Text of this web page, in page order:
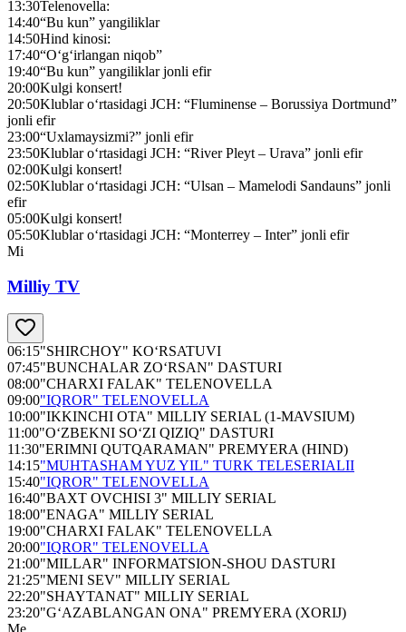
13:30Telenovella:
14:40“Bu kun” yangiliklar
14:50Hind kinosi:
17:40“O‘g‘irlangan niqob”
19:40“Bu kun” yangiliklar jonli efir
20:00Kulgi konsert!
20:50Klublar o‘rtasidagi JСH: “Fluminense – Borussiya Dortmund”
jonli efir
23:00“Uxlamaysizmi?” jonli efir
23:50Klublar o‘rtasidagi JСH: “River Pleyt – Urava” jonli efir
02:00Kulgi konsert!
02:50Klublar o‘rtasidagi JСH: “Ulsan – Mamelodi Sandauns” jonli
efir
05:00Kulgi konsert!
05:50Klublar o‘rtasidagi JСH: “Monterrey – Inter” jonli efir
Mi
Milliy TV
06:15"SHIRCHOY" KO‘RSATUVI
07:45"BUNCHALAR ZO‘RSAN" DASTURI
08:00"CHARXI FALAK" TELENOVELLA
09:00"IQROR" TELENOVELLA
10:00"IKKINCHI OTA" MILLIY SERIAL (1-MAVSIUM)
11:00"O‘ZBEKNI SO‘ZI QIZIQ" DASTURI
11:30"ERIMNI QUTQARAMAN" PREMYERA (HIND)
14:15"MUHTASHAM YUZ YIL" TURK TELESERIALII
15:40"IQROR" TELENOVELLA
16:40"BAXT OVCHISI 3" MILLIY SERIAL
18:00"ENAGA" MILLIY SERIAL
19:00"CHARXI FALAK" TELENOVELLA
20:00"IQROR" TELENOVELLA
21:00"MILLAR" INFORMATSION-SHOU DASTURI
21:25"MENI SEV" MILLIY SERIAL
22:20"SHAYTANAT" MILLIY SERIAL
23:20"G‘AZABLANGAN ONA" PREMYERA (XORIJ)